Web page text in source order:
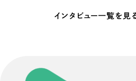
インタビュー一覧を見